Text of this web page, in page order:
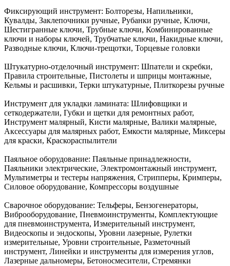
Фиксирующий инструмент: Болторезы, Напильники,
Кувалды, Заклепочники ручные, Рубанки ручные, Ключи,
Шестигранные ключи, Трубные ключи, Комбинированные
ключи и наборы ключей, Трубчатые ключи, Накидные ключи,
Разводные ключи, Ключи-трещотки, Торцевые головки
Штукатурно-отделочный инструмент: Шпатели и скребки,
Правила строительные, Пистолеты и шприцы монтажные,
Кельмы и расшивки, Терки штукатурные, Плиткорезы ручные
Инструмент для укладки ламината: Шлифовщики и
сеткодержатели, Губки и щетки для ремонтных работ,
Инструмент малярный, Кисти малярные, Валики малярные,
Аксессуары для малярных работ, Емкости малярные, Миксеры
для краски, Краскораспылители
Паяльное оборудование: Паяльные принадлежности,
Паяльники электрические, Электромонтажный инструмент,
Мультиметры и тестеры напряжения, Стрипперы, Кримперы,
Силовое оборудование, Компрессоры воздушные
Сварочное оборудование: Тельферы, Бензогенераторы,
Виброоборудование, Пневмоинструменты, Комплектующие
для пневмоинструмента, Измерительный инструмент,
Видеоскопы и эндоскопы, Уровни лазерные, Рулетки
измерительные, Уровни строительные, Разметочный
инструмент, Линейки и инструменты для измерения углов,
Лазерные дальномеры, Бетоносмесители, Стремянки